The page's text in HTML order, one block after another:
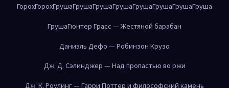
ГорохГорохГрушаГрушаГрушаГрушаГрушаГрушаГрушаГруша
ГрушаГюнтер Грасс — Жестяной барабан
Даниэль Дефо — Робинзон Крузо
Дж. Д. Сэлинджер — Над пропастью во ржи
Дж. К. Роулинг — Гарри Поттер и философский камень